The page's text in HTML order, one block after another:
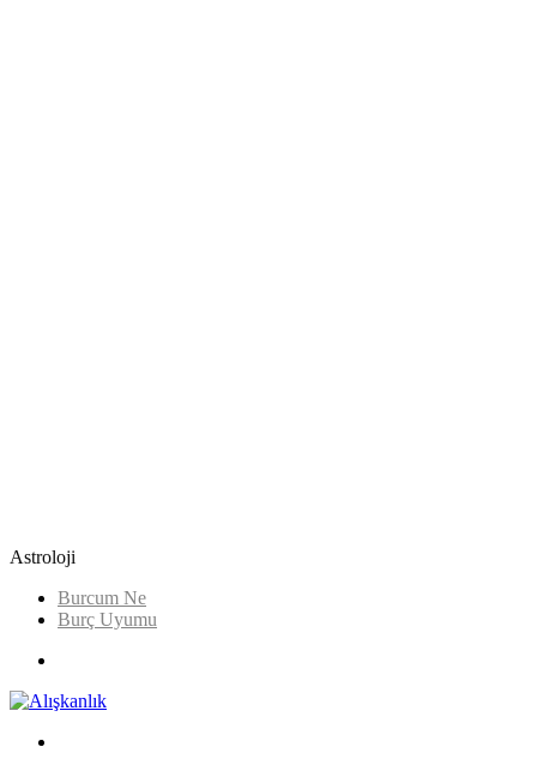
Astroloji
Burcum Ne
Burç Uyumu